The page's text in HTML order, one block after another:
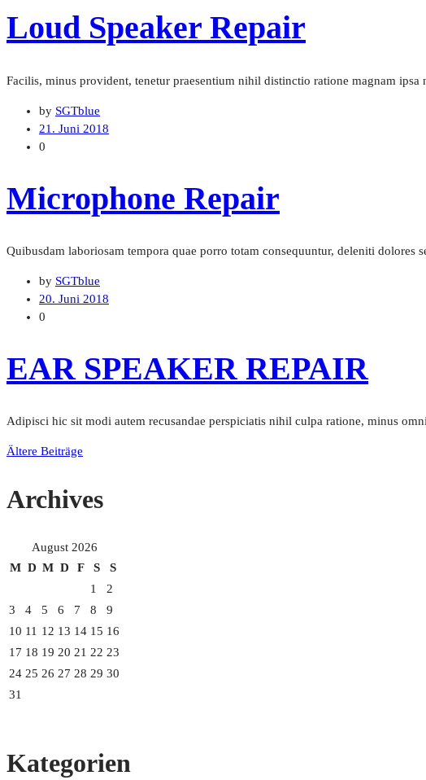
Loud Speaker Repair
Facilis, minus provident, tenetur praesentium nihil distinctio ratione magnam
by SGTblue
21. Juni 2018
0
Microphone Repair
Quibusdam laboriosam tempora quae porro totam consequuntur, deleniti dolores
by SGTblue
20. Juni 2018
0
EAR SPEAKER REPAIR
Adipisci hic sit modi autem recusandae perspiciatis nihil culpa ratione, minus
Beitragsnavigation
Ältere Beiträge
Archives
August 2026
M D M D F S
S
1
2
3
4 5 6 7 8
9
10 11 12 13 14 15 16
17 18 19 20 21 22 23
24 25 26 27 28 29 30
31
Kategorien